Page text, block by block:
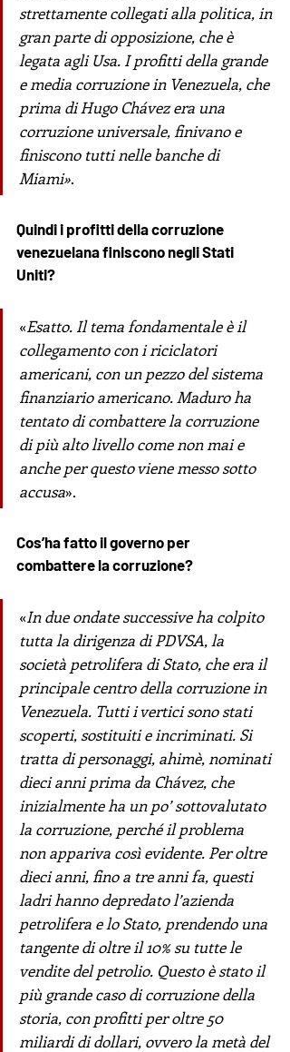
strettamente collegati alla politica, in
gran parte di opposizione, che è
legata agli Usa. I profitti della grande
e media corruzione in Venezuela, che
prima di Hugo Chávez era una
corruzione universale, finivano e
finiscono tutti nelle banche di
Miami».
Quindi i profitti della corruzione
venezuelana finiscono negli Stati
Uniti?
«Esatto. Il tema fondamentale è il
collegamento con i riciclatori
americani, con un pezzo del sistema
finanziario americano. Maduro ha
tentato di combattere la corruzione
di più alto livello come non mai e
anche per questo viene messo sotto
accusa».
Cos’ha fatto il governo per
combattere la corruzione?
«In due ondate successive ha colpito
tutta la dirigenza di PDVSA, la
società petrolifera di Stato, che era il
principale centro della corruzione in
Venezuela. Tutti i vertici sono stati
scoperti, sostituiti e incriminati. Si
tratta di personaggi, ahimè, nominati
dieci anni prima da Chávez, che
inizialmente ha un po’ sottovalutato
la corruzione, perché il problema
non appariva così evidente. Per oltre
dieci anni, fino a tre anni fa, questi
ladri hanno depredato l’azienda
petrolifera e lo Stato, prendendo una
tangente di oltre il 10% su tutte le
vendite del petrolio. Questo è stato il
più grande caso di corruzione della
storia, con profitti per oltre 50
miliardi di dollari, ovvero la metà del